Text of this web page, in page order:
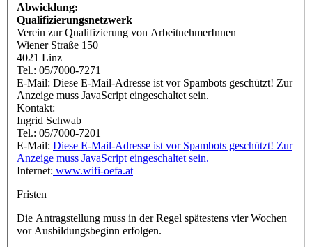
Abwicklung:
Qualifizierungsnetzwerk
Verein zur Qualifizierung von ArbeitnehmerInnen
Wiener Straße 150
4021 Linz
Tel.: 05/7000-7271
E-Mail: Diese E-Mail-Adresse ist vor Spambots geschützt! Zur
Anzeige muss JavaScript eingeschaltet sein.
Kontakt:
Ingrid Schwab
Tel.: 05/7000-7201
E-Mail: Diese E-Mail-Adresse ist vor Spambots geschützt! Zur
Anzeige muss JavaScript eingeschaltet sein.
Internet: www.wifi-oefa.at
Fristen
Die Antragstellung muss in der Regel spätestens vier Wochen
vor Ausbildungsbeginn erfolgen.